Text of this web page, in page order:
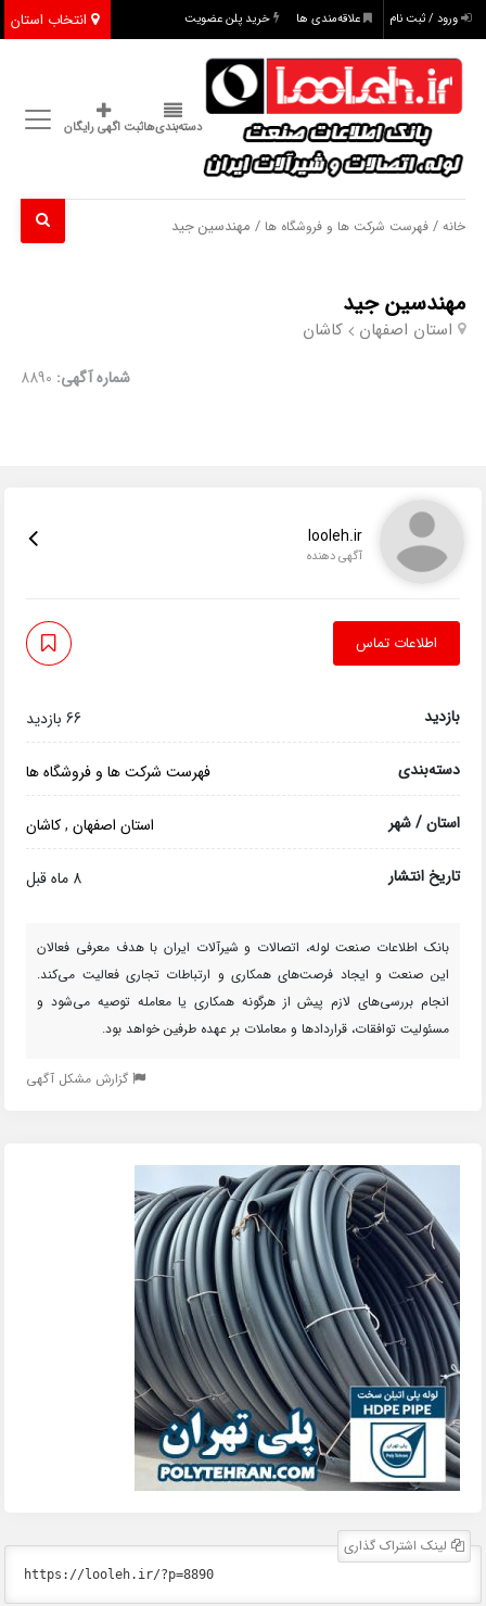
انتخاب استان ورود / ثبت نام علاقه‌مندی ها خرید پلن عضویت
دسته‌بندی‌هاثبت اگهی رایگان
خانه /فهرست شرکت ها و فروشگاه ها / مهندسین جید
مهندسین جید
استان اصفهان کاشان
شماره آگهی: 8890
looleh.ir
آگهی دهنده
اطلاعات تماس
بازدید 66 بازدید
دسته‌بندی فهرست شرکت ها و فروشگاه ها
استان / شهر استان اصفهان,کاشان
تاریخ انتشار 8 ماه قبل
بانک اطلاعات صنعت لوله، اتصالات و شیرآلات ایران با هدف معرفی فعالان
این صنعت و ایجاد فرصت‌های همکاری و ارتباطات تجاری فعالیت می‌کند.
انجام بررسی‌های لازم پیش از هرگونه همکاری یا معامله توصیه می‌شود و
مسئولیت توافقات، قراردادها و معاملات بر عهده طرفین خواهد بود.
گزارش مشکل آگهی
لینک اشتراک گذاری